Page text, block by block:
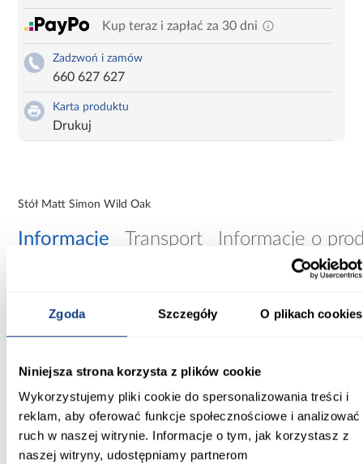
Zgoda Szczegóły O plikach cookies
Niniejsza strona korzysta z plików cookie
Wykorzystujemy pliki cookie do spersonalizowania treści i
reklam, aby oferować funkcje społecznościowe i analizować
ruch w naszej witrynie. Informacje o tym, jak korzystasz z
naszej witryny, udostępniamy partnerom
Kup teraz i zapłać za 30 dni
Zadzwoń i zamów
660 627 627
Karta produktu
Drukuj
Stół Matt Simon Wild Oak
Informacje Transport Informacje o
90.00
75.00
Długość przed rozłożeniem [cm]:
160.00
Długość po rozłożeniu [cm]: